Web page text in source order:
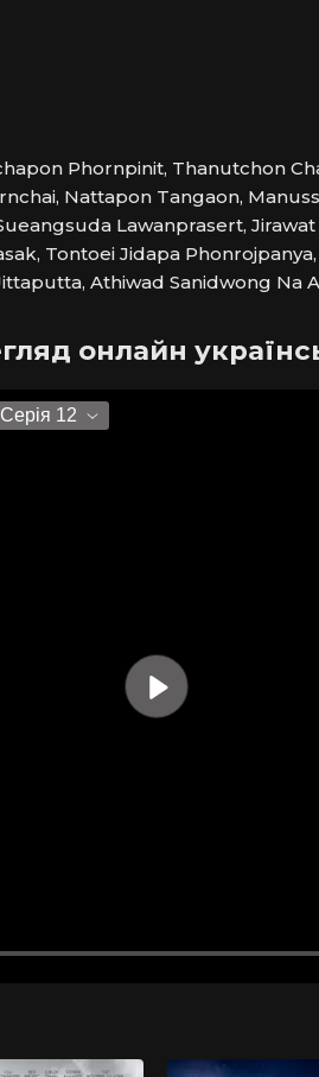
Phornpinit, Thanutchon
Nattapon Tangaon,
Lawanprasert,
Tontoei Jidapa
Athiwad Sanidwong Na
онлайн